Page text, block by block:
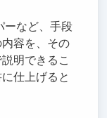
ーなど、手段
容を、その
明できるこ
仕上げると